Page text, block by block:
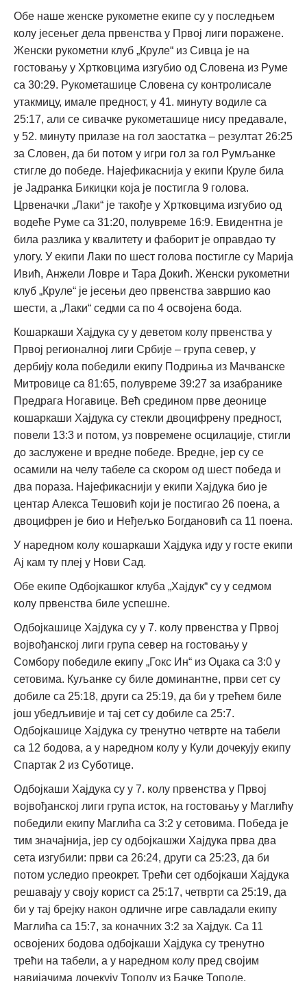
Обе наше женске рукометне екипе су у последњем
колу јесењег дела првенства у Првој лиги поражене.
Женски рукометни клуб „Круле“ из Сивца је на
гостовању у Хртковцима изгубио од Словена из Руме
са 30:29. Рукометашице Словена су контролисале
утакмицу, имале предност, у 41. минуту водиле са
25:17, али се сивачке рукометашице нису предавале,
у 52. минуту прилазе на гол заостатка – резултат 26:25
за Словен, да би потом у игри гол за гол Румљанке
стигле до победе. Најефикаснија у екипи Круле била
је Јадранка Бикицки која је постигла 9 голова.
Црвеначки „Лаки“ је такође у Хртковцима изгубио од
водеће Руме са 31:20, полувреме 16:9. Евидентна је
била разлика у квалитету и фаборит је оправдао ту
улогу. У екипи Лаки по шест голова постигле су Марија
Ивић, Анжели Ловре и Тара Докић. Женски рукометни
клуб „Круле“ је јесењи део првенства завршио као
шести, а „Лаки“ седми са по 4 освојена бода.
Кошаркаши Хајдука су у деветом колу првенства у
Првој регионалној лиги Србије – група север, у
дербију кола победили екипу Подриња из Мачванске
Митровице са 81:65, полувреме 39:27 за изабранике
Предрага Ногавице. Већ средином прве деонице
кошаркаши Хајдука су стекли двоцифрену предност,
повели 13:3 и потом, уз повремене осцилације, стигли
до заслужене и вредне победе. Вредне, јер су се
осамили на челу табеле са скором од шест победа и
два пораза. Најефикаснији у екипи Хајдука био је
центар Алекса Тешовић који је постигао 26 поена, а
двоцифрен је био и Неђељко Богдановић са 11 поена.
У наредном колу кошаркаши Хајдука иду у госте екипи
Ај кам ту плеј у Нови Сад.
Обе екипе Одбојкашког клуба „Хајдук“ су у седмом
колу првенства биле успешне.
Одбојкашице Хајдука су у 7. колу првенства у Првој
војвођанској лиги група север на гостовању у
Сомбору победиле екипу „Гокс Ин“ из Оџака са 3:0 у
сетовима. Куљанке су биле доминантне, први сет су
добиле са 25:18, други са 25:19, да би у трећем биле
још убедљивије и тај сет су добиле са 25:7.
Одбојкашице Хајдука су тренутно четврте на табели
са 12 бодова, а у наредном колу у Кули дочекују екипу
Спартак 2 из Суботице.
Одбојкаши Хајдука су у 7. колу првенства у Првој
војвођанској лиги група исток, на гостовању у Маглићу
победили екипу Маглића са 3:2 у сетовима. Победа је
тим значајнија, јер су одбојкашжи Хајдука прва два
сета изгубили: први са 26:24, други са 25:23, да би
потом уследио преокрет. Трећи сет одбојкаши Хајдука
решавају у своју корист са 25:17, четврти са 25:19, да
би у тај брејку након одличне игре савладали екипу
Маглића са 15:7, за коначних 3:2 за Хајдук. Са 11
освојених бодова одбојкаши Хајдука су тренутно
трећи на табели, а у наредном колу пред својим
навијачима дочекују Тополу из Бачке Тополе.